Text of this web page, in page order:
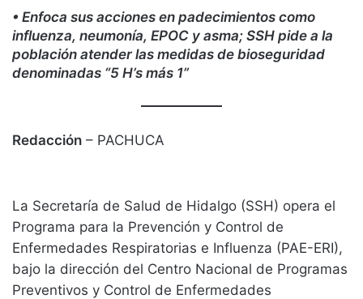
• Enfoca sus acciones en padecimientos como
influenza, neumonía, EPOC y asma; SSH pide a la
población atender las medidas de bioseguridad
denominadas “5 H’s más 1”
Redacción – PACHUCA
La Secretaría de Salud de Hidalgo (SSH) opera el
Programa para la Prevención y Control de
Enfermedades Respiratorias e Influenza (PAE-ERI),
bajo la dirección del Centro Nacional de Programas
Preventivos y Control de Enfermedades